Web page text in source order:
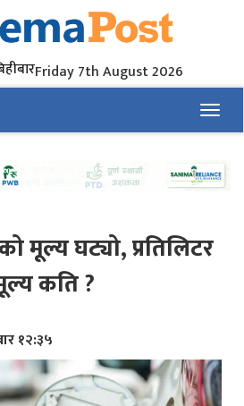
Friday 7th August 2026
मूल्य घट्यो, प्रतिलिटर
कति ?
१२:३५